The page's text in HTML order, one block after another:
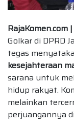
RajaKomen.com |
Golkar di DPRD
tegas
kesejahteraan
sarana untuk
hidup rakyat.
melainkan
perjuangannya